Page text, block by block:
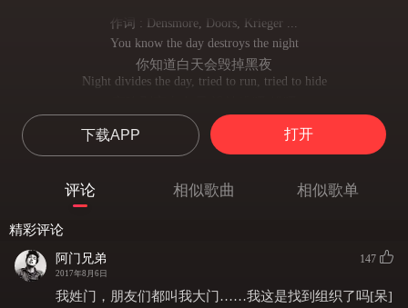
作词 : Densmore, Doors, Krieger ...
You know the day destroys the night
你知道白天会毁掉黑夜
Night divides the day, tried to run, tried to hide
Break on through to the other side
穿越到世界的尽头
Break on through to the other side
Break on through to the other side yeah
挖掘那儿属于我们的宝藏
下载APP 打开
评论 相似歌曲 相似歌单
精彩评论
阿门兄弟
2017年8月6日
147
我姓门，朋友们都叫我大门……我这是找到组织了吗[呆]